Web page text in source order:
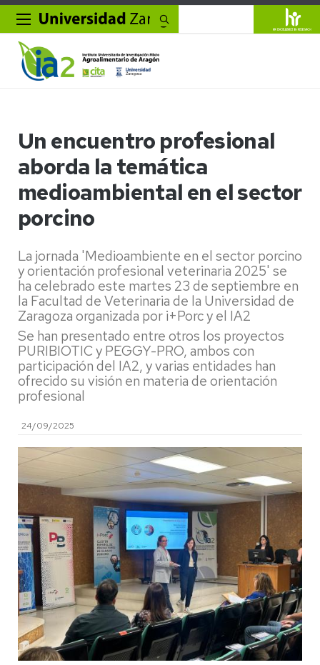
Un encuentro profesional
aborda la temática
medioambiental en el sector
porcino
La jornada 'Medioambiente en el sector porcino
y orientación profesional veterinaria 2025' se
ha celebrado este martes 23 de septiembre en
la Facultad de Veterinaria de la Universidad de
Zaragoza organizada por i+Porc y el IA2
Se han presentado entre otros los proyectos
PURIBIOTIC y PEGGY-PRO, ambos con
participación del IA2, y varias entidades han
ofrecido su visión en materia de orientación
profesional
24/09/2025